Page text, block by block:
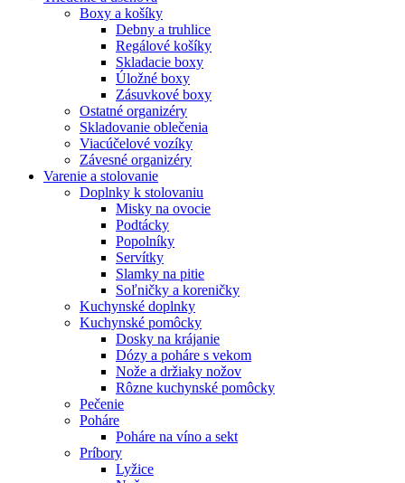
Boxy a košíky
Debny a truhlice
Regálové košíky
Skladacie boxy
Úložné boxy
Zásuvkové boxy
Ostatné organizéry
Skladovanie oblečenia
Viacúčelové vozíky
Závesné organizéry
Varenie a stolovanie
Doplnky k stolovaniu
Misky na ovocie
Podtácky
Popolníky
Servítky
Slamky na pitie
Soľničky a koreničky
Kuchynské doplnky
Kuchynské pomôcky
Dosky na krájanie
Dózy a poháre s vekom
Nože a držiaky nožov
Rôzne kuchynské pomôcky
Pečenie
Poháre
Poháre na víno a sekt
Príbory
Lyžice